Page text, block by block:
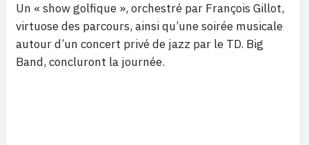
Un « show golfique », orchestré par François Gillot,
virtuose des parcours, ainsi qu’une soirée musicale
autour d’un concert privé de jazz par le TD. Big
Band, concluront la journée.